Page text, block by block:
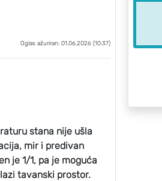
Oglas ažuriran: 01.06.2026 (10:37)
stana nije ušla
mir i predivan
je 1/1, pa je moguća
tavanski prostor.